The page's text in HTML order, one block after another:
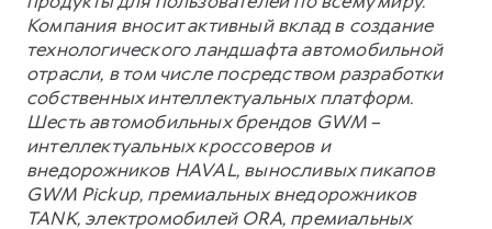
Компания вносит активный вклад в создание
технологического ландшафта автомобильной
отрасли, в том числе посредством разработки
собственных интеллектуальных платформ.
Шесть автомобильных брендов GWM –
интеллектуальных кроссоверов и
внедорожников HAVAL, выносливых пикапов
GWM Pickup, премиальных внедорожников
TANK, электромобилей ORA, премиальных